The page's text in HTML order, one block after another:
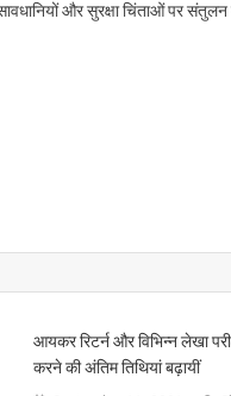
और सुरक्षा चिंताओं पर
आयकर रिटर्न और विभिन्न लेखा
करने की अंतिम तिथियां बढ़ायीं